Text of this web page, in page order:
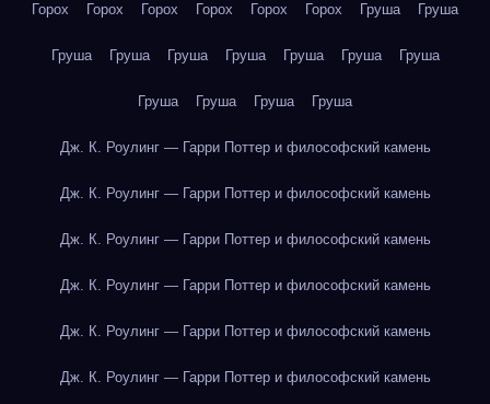
Горох Горох Горох Горох Горох Горох Груша Груша
Груша Груша Груша Груша Груша Груша Груша
Груша Груша Груша Груша
Дж. К. Роулинг — Гарри Поттер и философский камень
Дж. К. Роулинг — Гарри Поттер и философский камень
Дж. К. Роулинг — Гарри Поттер и философский камень
Дж. К. Роулинг — Гарри Поттер и философский камень
Дж. К. Роулинг — Гарри Поттер и философский камень
Дж. К. Роулинг — Гарри Поттер и философский камень